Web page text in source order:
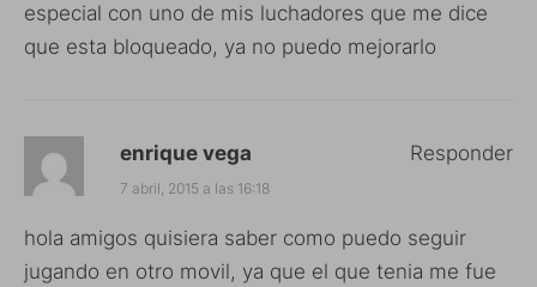
especial con uno de mis luchadores que me dice
que esta bloqueado, ya no puedo mejorarlo
enrique vega
7 abril, 2015 a las 16:18
hola amigos quisiera saber como puedo seguir
jugando en otro movil, ya que el que tenia me fue
Responder